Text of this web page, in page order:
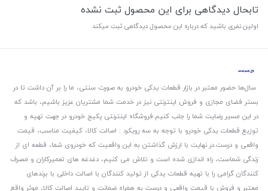
تابحال دیدگاهی برای این محصول ثبت نشده
اولین نفری باشید که درباره این محصول دیدگاهی ثبت میکند
سال‌ها حضور معتبر در بازار قطعات یدکی خودرو به صورت سنتی، ما را بر آن داشت تا در
بستر فضای مجازی و فروش اینترنتی نیز در خدمت شما مشتریان عزیز باشیم، باشد که
در این مسیر رضایت شما را جلب کنیم.فروشگاه اینترنتی پکیج خودرو در جهت تهیه و
توزیع قطعات یدکی خودرو با توجه به سه رویکرد : اصالت کالا، کیفیت مناسب، قیمت
واقعی و درست.در نهایت با ارزش گذاشتن به این واقعیت که خودروی شما، قطعه ای از
زندگی شماست، راه اندازی شده است و تلاش می کنیم، دغدغه های تعمیرکاران و مصرف
کنندگان گرامی را با تهیه قطعات یدکی از تولید کنندگان با اصالت داخلی با برندهای
معتبر و فروش با قیمت واقعی و درست به همراه ضمانت و تایید اصالت کالا، موثر واقع